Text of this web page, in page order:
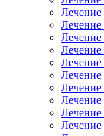
Лечение
Лечение
Лечение
Лечение
Лечение
Лечение
Лечение
Лечение